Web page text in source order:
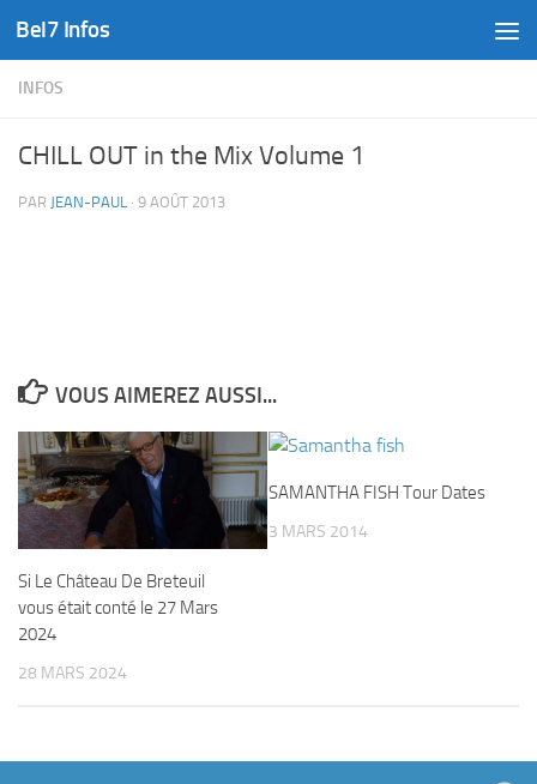
Skip to content
Bel7 Infos
INFOS
CHILL OUT in the Mix Volume 1
PAR JEAN-PAUL · 9 AOÛT 2013
VOUS AIMEREZ AUSSI...
Si Le Château De Breteuil
vous était conté le 27 Mars
2024
28 MARS 2024
SAMANTHA FISH Tour Dates
3 MARS 2014